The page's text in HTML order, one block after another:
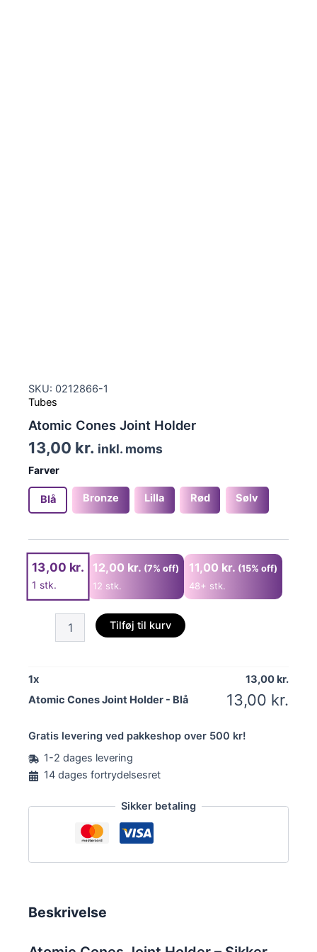
SKU: 0212866-1
Tubes
Atomic Cones Joint Holder
13,00 kr. inkl. moms
Farver
Blå Bronze Lilla Rød Sølv
13,00 kr.
1 stk.
12,00 kr. (7% off)
12 stk.
11,00 kr. (15% off)
48+ stk.
antal
Tilføj til kurv
1x 13,00kr.
Atomic Cones Joint Holder - Blå
13,00 kr.
Gratis levering ved pakkeshop over 500 kr!
1-2 dages levering
14 dages fortrydelsesret
Sikker betaling
Beskrivelse